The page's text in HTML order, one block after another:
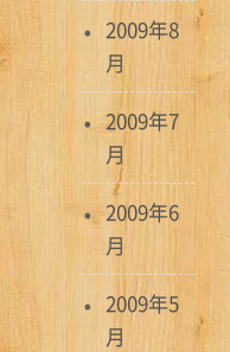
2009年8
月
2009年7
月
2009年6
月
2009年5
月